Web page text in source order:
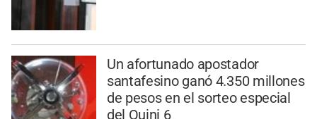
Un afortunado apostador
santafesino ganó 4.350 millones
de pesos en el sorteo especial
del Quini 6